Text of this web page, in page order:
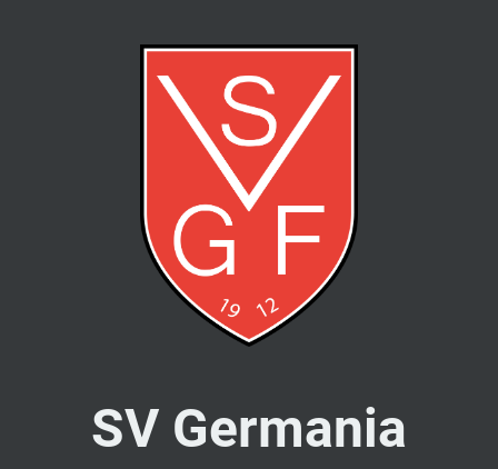
SV Germania